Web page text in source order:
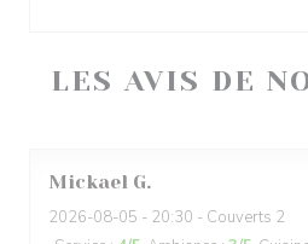
LES AVIS DE
Mickael G
2026-08-05 - 20:30 - Couverts 2